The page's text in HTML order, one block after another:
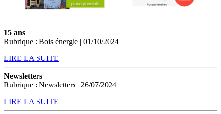
15 ans
Rubrique : Bois énergie | 01/10/2024
LIRE LA SUITE
Newsletters
Rubrique : Newsletters | 26/07/2024
LIRE LA SUITE